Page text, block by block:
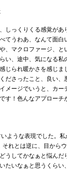
しっくりくる感覚が
てうわあ、なんて面
、マクロファージ、
い、途中、気になる
じられ暖かさを感じ
ださったこと、良い
メージでいうと、カ
す！色んなアプロー
ような表現でした。
れとは逆に、目から
うしてかなぁと悩ん
たいなぁと思うくらい